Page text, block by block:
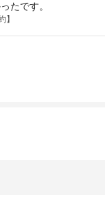
たです。
】